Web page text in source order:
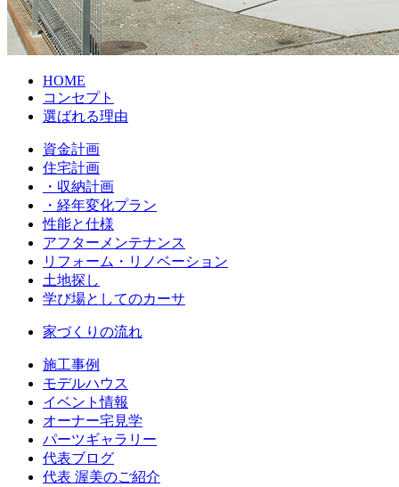
HOME
コンセプト
選ばれる理由
資金計画
住宅計画
・収納計画
・経年変化プラン
性能と仕様
アフターメンテナンス
リフォーム・リノベーション
土地探し
学び場としてのカーサ
家づくりの流れ
施工事例
モデルハウス
イベント情報
オーナー宅見学
パーツギャラリー
代表ブログ
代表 渥美のご紹介